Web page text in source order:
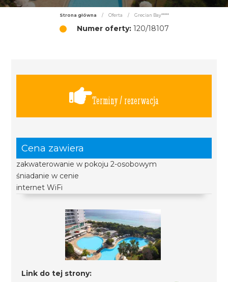
Strona główna / Oferta / Grecian Bay*****
Numer oferty:120/18107
Terminy / rezerwacja
Cena zawiera
zakwaterowanie w pokoju 2-osobowym
śniadanie w cenie
internet WiFi
Link do tej strony: